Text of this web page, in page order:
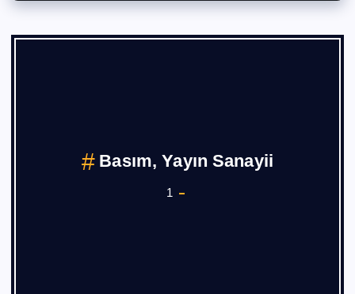
Basım, Yayın Sanayii
1